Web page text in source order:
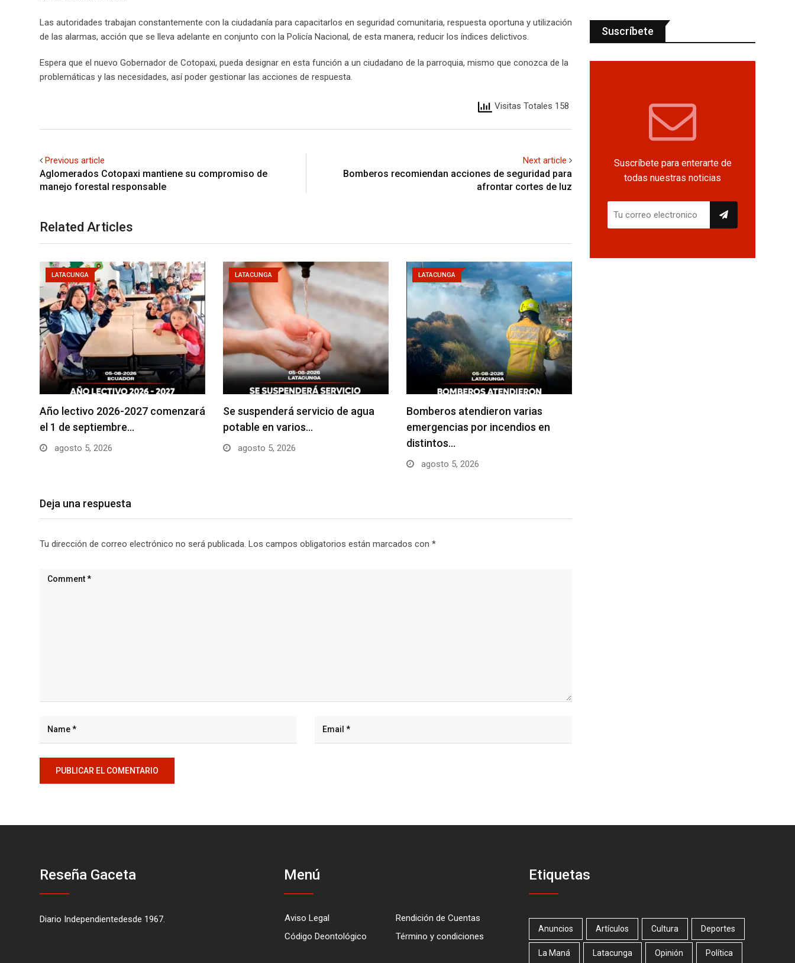
Las autoridades trabajan constantemente con la ciudadanía para capacitarlos en seguridad comunitaria, respuesta oportuna y utilización
de las alarmas, acción que se lleva adelante en conjunto con la Policía Nacional, de esta manera, reducir los índices delictivos.
Espera que el nuevo Gobernador de Cotopaxi, pueda designar en esta función a un ciudadano de la parroquia, mismo que conozca de la
problemáticas y las necesidades, así poder gestionar las acciones de respuesta.
Visitas Totales 158
Previous article
Aglomerados Cotopaxi mantiene su compromiso de
manejo forestal responsable
Next article
Bomberos recomiendan acciones de seguridad para
afrontar cortes de luz
Related Articles
LATACUNGA
Año lectivo 2026-2027 comenzará
el 1 de septiembre…
agosto 5, 2026
LATACUNGA
Se suspenderá servicio de agua
potable en varios…
agosto 5, 2026
LATACUNGA
Bomberos atendieron varias
emergencias por incendios en
distintos…
agosto 5, 2026
Deja una respuesta
Tu dirección de correo electrónico no será publicada. Los campos obligatorios están marcados con *
Suscríbete
Suscríbete para enterarte de
todas nuestras noticias
Reseña Gaceta
Diario Independientedesde 1967.
Menú
Aviso Legal
Rendición de Cuentas
Código Deontológico
Término y condiciones
Etiquetas
Anuncios Artículos Cultura Deportes
La Maná Latacunga Opinión Política